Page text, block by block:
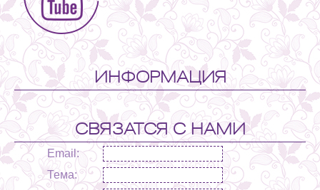
ИНФОРМАЦИЯ
СВЯЗАТСЯ С НАМИ
Email:
Тема: